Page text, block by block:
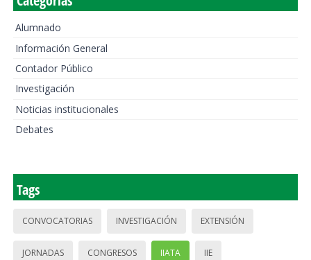
Alumnado
Información General
Contador Público
Investigación
Noticias institucionales
Debates
Tags
CONVOCATORIAS INVESTIGACIÓN EXTENSIÓN
JORNADAS CONGRESOS IIATA IIE